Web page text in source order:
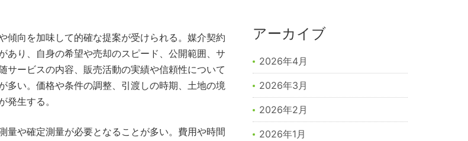
傾向を加味して的確な提案が受けられる。媒介契約
あり、自身の希望や売却のスピード、公開範囲、サ
サービスの内容、販売活動の実績や信頼性について
多い。価格や条件の調整、引渡しの時期、土地の境
生する。
量や確定測量が必要となることが多い。費用や時間
アーカイブ
2026年4月
2026年3月
2026年2月
2026年1月